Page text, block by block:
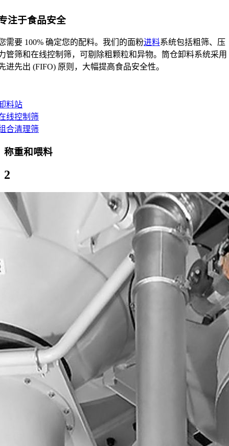
注于食品安全
需要 100% 确定您的配料。我们的面粉进料系统包括粗筛、压
管筛和在线控制筛，可剔除粗颗粒和异物。筒仓卸料系统采用
进先出 (FIFO) 原则，大幅提高食品安全性。
料站
线控制筛
合清理筛
称重和喂料
2